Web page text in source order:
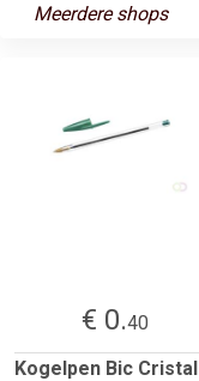
Meerdere shops
€ 0.40
Kogelpen Bic Cristal